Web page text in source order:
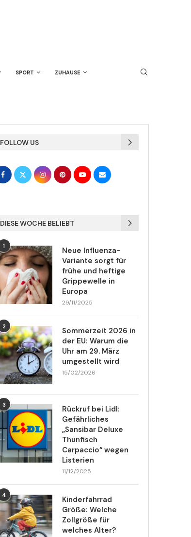
SPORT ZUHAUSE
FOLLOW US
DIESE WOCHE BELIEBT
1
Neue Influenza-
Variante sorgt für
frühe und heftige
Grippewelle in
Europa
29/11/2025
2
Sommerzeit 2026 in
der EU: Warum die
Uhr am 29. März
umgestellt wird
15/02/2026
3
Rückruf bei Lidl:
Gefährliches
„Sansibar Deluxe
Thunfisch
Carpaccio“ wegen
Listerien
11/12/2025
4
Kinderfahrrad
Größe: Welche
Zollgröße für
welches Alter?